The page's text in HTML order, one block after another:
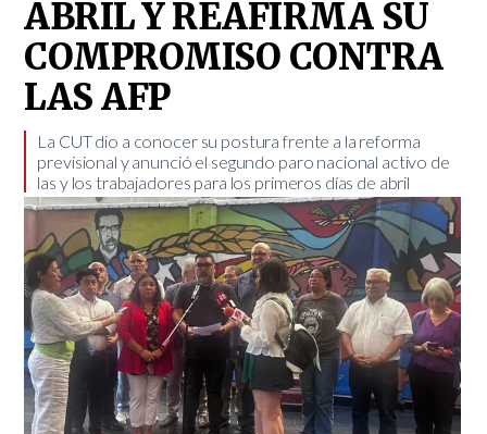
ABRIL Y REAFIRMA SU
COMPROMISO CONTRA
LAS AFP
​La CUT dio a conocer su postura frente a la reforma
previsional y anunció el segundo paro nacional activo de
las y los trabajadores para los primeros días de abril